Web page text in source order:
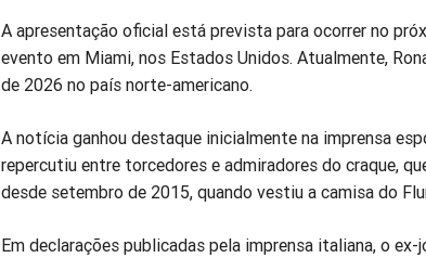
A apresentação oficial está prevista para ocorrer no
evento em Miami, nos Estados Unidos. Atualmente,
de 2026 no país norte-americano.
A notícia ganhou destaque inicialmente na imprensa
repercutiu entre torcedores e admiradores do craque,
desde setembro de 2015, quando vestiu a camisa do
Em declarações publicadas pela imprensa italiana, o